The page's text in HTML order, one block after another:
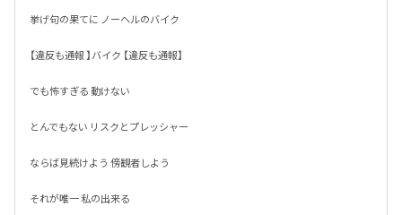
挙げ句の果てに ノーヘルのバイク
【違反も通報 】バイク 【違反も通報】
でも怖すぎる 動けない
とんでもない リスクとプレッシャー
ならば見続けよう 傍観者しよう
それが唯一 私の出来る